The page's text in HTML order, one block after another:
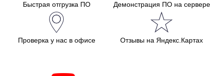
Быстрая отгрузка ПО Демонстрация ПО на сервере
Проверка у нас в офисе Отзывы на Яндекс.Картах